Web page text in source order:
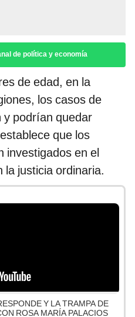
de política y economía
de edad, en la
los casos de
y podrían quedar
que los
investigados en el
la justicia ordinaria.
Y LA TRAMPA DE
ROSA MARÍA PALACIOS